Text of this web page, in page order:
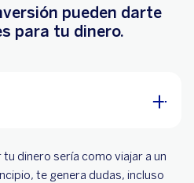
pueden darte
para tu dinero.
de tus inversiones
dinero sería como viajar a un
te genera dudas, incluso